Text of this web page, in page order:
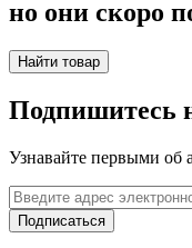
но они скоро
Найти товар
Подпишитесь
Узнавайте первыми об
Подписаться